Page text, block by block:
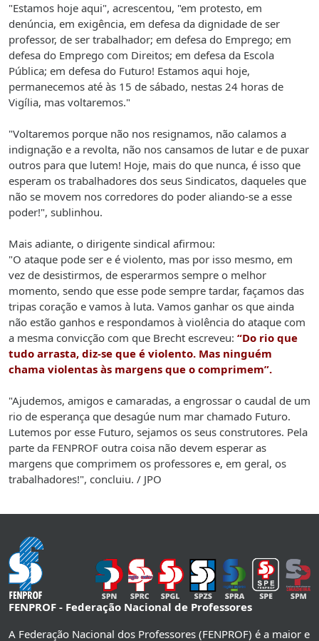
"Estamos hoje aqui", acrescentou, "em protesto, em
denúncia, em exigência, em defesa da dignidade de ser
professor, de ser trabalhador; em defesa do Emprego; em
defesa do Emprego com Direitos; em defesa da Escola
Pública; em defesa do Futuro! Estamos aqui hoje,
permanecemos até às 15 de sábado, nestas 24 horas de
Vigília, mas voltaremos."
"Voltaremos porque não nos resignamos, não calamos a
indignação e a revolta, não nos cansamos de lutar e de puxar
outros para que lutem! Hoje, mais do que nunca, é isso que
esperam os trabalhadores dos seus Sindicatos, daqueles que
não se movem nos corredores do poder aliando-se a esse
poder!", sublinhou.
Mais adiante, o dirigente sindical afirmou:
"O ataque pode ser e é violento, mas por isso mesmo, em
vez de desistirmos, de esperarmos sempre o melhor
momento, sendo que esse pode sempre tardar, façamos das
tripas coração e vamos à luta. Vamos ganhar os que ainda
não estão ganhos e respondamos à violência do ataque com
a mesma convicção com que Brecht escreveu: “Do rio que
tudo arrasta, diz-se que é violento. Mas ninguém
chama violentas às margens que o comprimem”.
"Ajudemos, amigos e camaradas, a engrossar o caudal de um
rio de esperança que desagúe num mar chamado Futuro.
Lutemos por esse Futuro, sejamos os seus construtores. Pela
parte da FENPROF outra coisa não devem esperar as
margens que comprimem os professores e, em geral, os
trabalhadores!", concluiu. / JPO
FENPROF - Federação Nacional de Professores
A Federação Nacional dos Professores (FENPROF) é a maior e